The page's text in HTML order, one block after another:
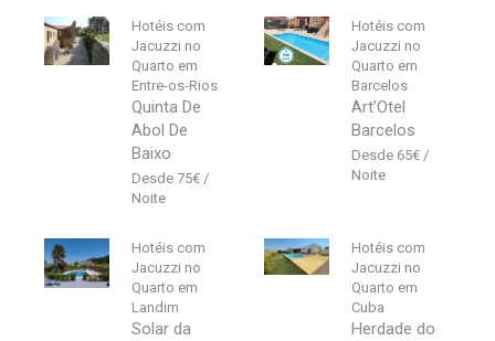
Hotéis com
Jacuzzi no
Quarto em
Entre-os-Rios
Quinta De
Abol De
Baixo
75€
Hotéis com
Jacuzzi no
Quarto em
Barcelos
Art’Otel
Barcelos
65€
Hotéis com
Jacuzzi no
Quarto em
Landim
Solar da
Hotéis com
Jacuzzi no
Quarto em
Cuba
Herdade do